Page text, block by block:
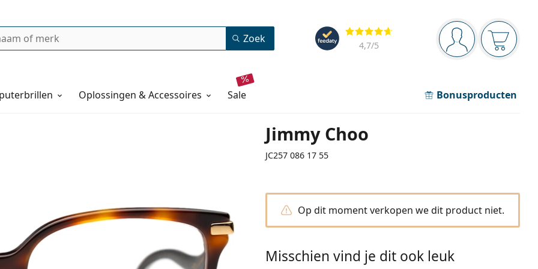
Navigatie
Je bent ingelogd
Jouw
Beoordelingen
4,7/5
Zoek
Oplossingen & Accessoires sale Bonusproducten
Jimmy Choo
JC257 086 17 55
Op dit moment verkopen we dit product niet.
Misschien vind je dit ook leuk